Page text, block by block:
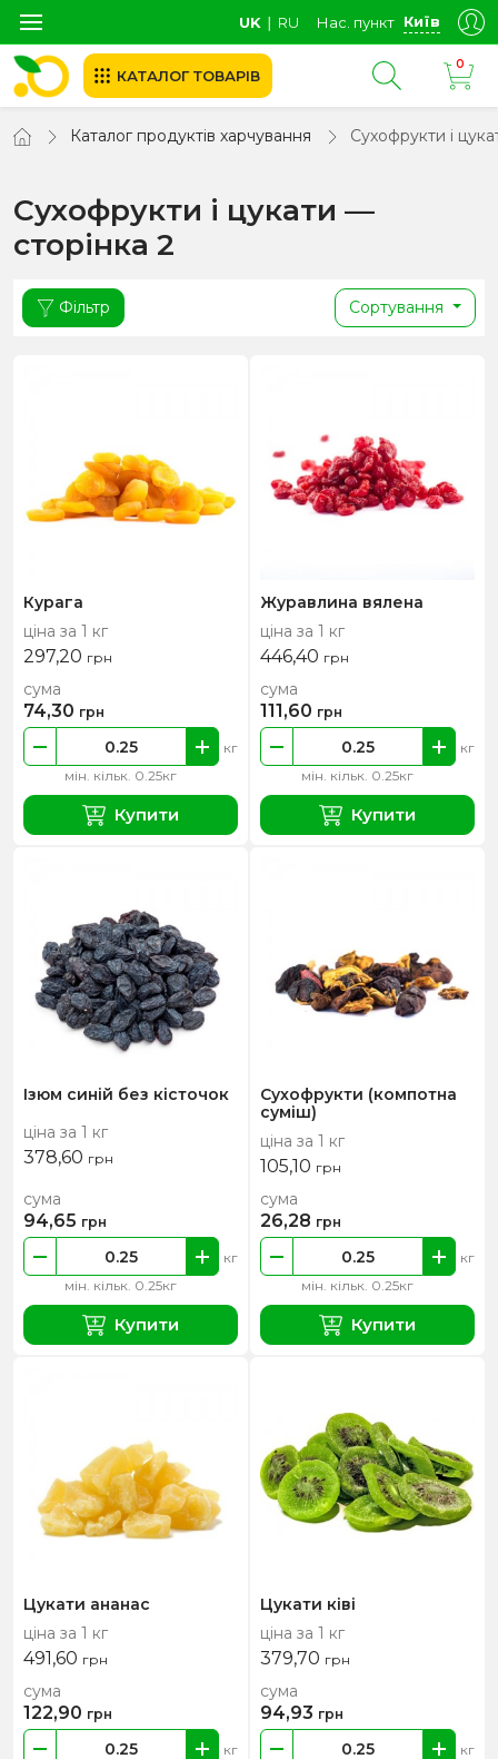
UK ∣ RU Нас. пункт Київ
КАТАЛОГ ТОВАРІВ
0
Каталог продуктів харчування Сухофрукти і
Сухофрукти і цукати —
сторінка 2
Фільтр Сортування
Курага
ціна за 1 кг
297,20 грн
мін. кільк. 0.25кг
кг
сума
74,30 грн
Купити
Журавлина вялена
ціна за 1 кг
446,40 грн
мін. кільк. 0.25кг
кг
сума
111,60 грн
Купити
Ізюм синій без кісточок
ціна за 1 кг
378,60 грн
мін. кільк. 0.25кг
кг
сума
94,65 грн
Купити
Сухофрукти (компотна
суміш)
ціна за 1 кг
105,10 грн
мін. кільк. 0.25кг
кг
сума
26,28 грн
Купити
Цукати ананас
ціна за 1 кг
491,60 грн
кг
сума
122,90 грн
Цукати ківі
ціна за 1 кг
379,70 грн
кг
сума
94,93 грн